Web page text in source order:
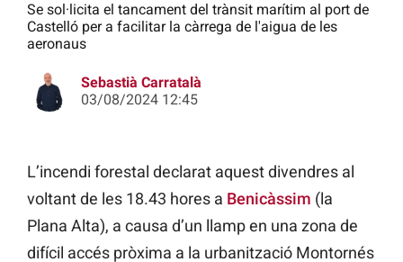
Se sol·licita el tancament del trànsit marítim al port de
Castelló per a facilitar la càrrega de l'aigua de les
aeronaus
Sebastià Carratalà
03/08/2024 12:45
L’incendi forestal declarat aquest divendres al
voltant de les 18.43 hores a Benicàssim (la
Plana Alta), a causa d’un llamp en una zona de
difícil accés pròxima a la urbanització Montornés